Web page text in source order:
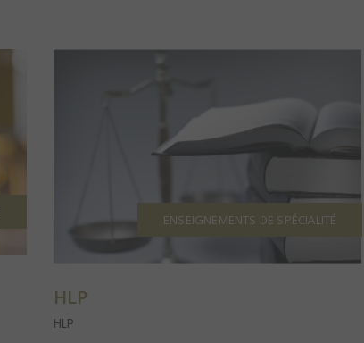
ENSEIGNEMENTS DE SPÉCIALITÉ
HLP
HLP